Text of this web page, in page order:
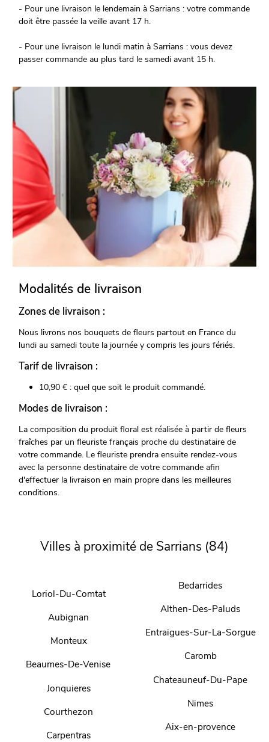
- Pour une livraison le lendemain à Sarrians : votre commande
doit être passée la veille avant 17 h.
- Pour une livraison le lundi matin à Sarrians : vous devez
passer commande au plus tard le samedi avant 15 h.
Modalités de livraison
Zones de livraison :
Nous livrons nos bouquets de fleurs partout en France du
lundi au samedi toute la journée y compris les jours fériés.
Tarif de livraison :
10,90 € : quel que soit le produit commandé.
Modes de livraison :
La composition du produit floral est réalisée à partir de fleurs
fraîches par un fleuriste français proche du destinataire de
votre commande. Le fleuriste prendra ensuite rendez-vous
avec la personne destinataire de votre commande afin
d'effectuer la livraison en main propre dans les meilleures
conditions.
Villes à proximité de Sarrians (84)
Loriol-Du-Comtat
Aubignan
Monteux
Beaumes-De-Venise
Jonquieres
Courthezon
Carpentras
Bedarrides
Althen-Des-Paluds
Entraigues-Sur-La-Sorgue
Caromb
Chateauneuf-Du-Pape
Nimes
Aix-en-provence